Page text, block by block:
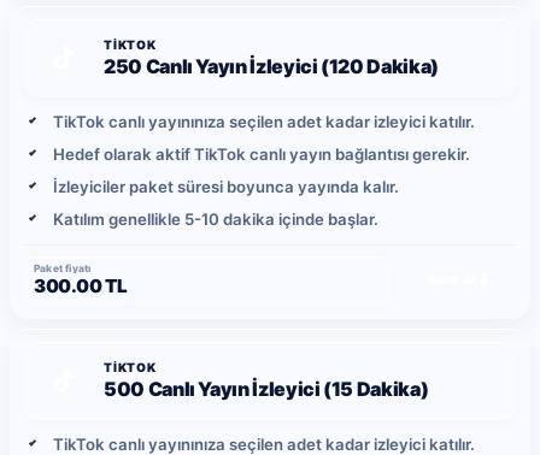
TIKTOK
250 Canlı Yayın İzleyici (120 Dakika)
TikTok canlı yayınınıza seçilen adet kadar izleyici katılır.
Hedef olarak aktif TikTok canlı yayın bağlantısı gerekir.
İzleyiciler paket süresi boyunca yayında kalır.
Katılım genellikle 5-10 dakika içinde başlar.
Paket fiyatı
300.00 TL
TIKTOK
500 Canlı Yayın İzleyici (15 Dakika)
TikTok canlı yayınınıza seçilen adet kadar izleyici katılır.